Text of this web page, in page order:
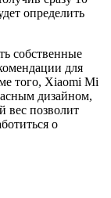
определить
собственные
для
того, Xiaomi Mi
дизайном,
вес позволит
о